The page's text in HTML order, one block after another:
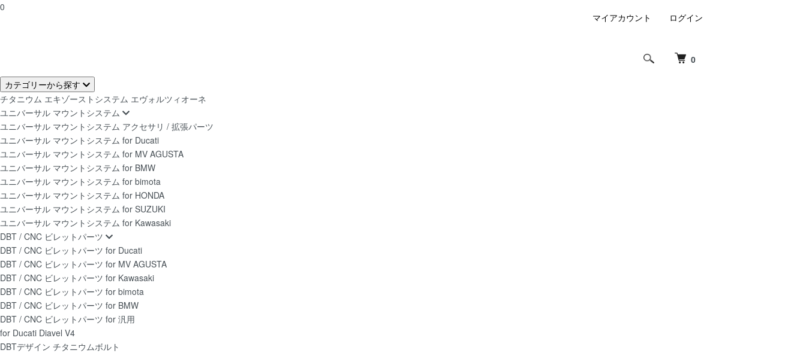
0
0
マイアカウント ログイン
カテゴリーから探す
チタニウム エキゾーストシステム エヴォルツィオーネ
ユニバーサル マウントシステム
ユニバーサル マウントシステム アクセサリ / 拡張パーツ
ユニバーサル マウントシステム for Ducati
ユニバーサル マウントシステム for MV AGUSTA
ユニバーサル マウントシステム for BMW
ユニバーサル マウントシステム for bimota
ユニバーサル マウントシステム for HONDA
ユニバーサル マウントシステム for SUZUKI
ユニバーサル マウントシステム for Kawasaki
DBT / CNC ビレットパーツ
DBT / CNC ビレットパーツ for Ducati
DBT / CNC ビレットパーツ for MV AGUSTA
DBT / CNC ビレットパーツ for Kawasaki
DBT / CNC ビレットパーツ for bimota
DBT / CNC ビレットパーツ for BMW
DBT / CNC ビレットパーツ for 汎用
for Ducati Diavel V4
DBTデザイン チタニウムボルト